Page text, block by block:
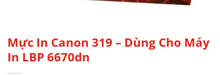
Mực In Canon 319 – Dùng Cho Máy
In LBP 6670dn